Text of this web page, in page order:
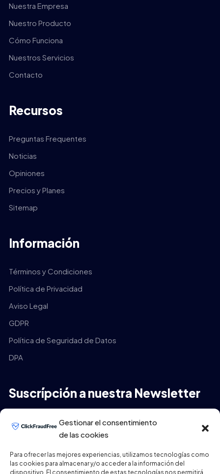
Gestionar el consentimiento
de las cookies
Para ofrecer las mejores experiencias, utilizamos tecnologías como
las cookies para almacenar y/o acceder a la información del
dispositivo. El consentimiento de estas tecnologías nos permitirá
Nuestra Empresa
Nuestro Producto
Cómo Funciona
Nuestros Servicios
Contacto
Recursos
Preguntas Frequentes
Noticias
Opiniones
Precios y Planes
Sitemap
Información
Términos y Condiciones
Política de Privacidad
Aviso Legal
GDPR
Política de Seguridad de Datos
DPA
Suscrípción a nuestra Newsletter
Tu Email
ENVIAR